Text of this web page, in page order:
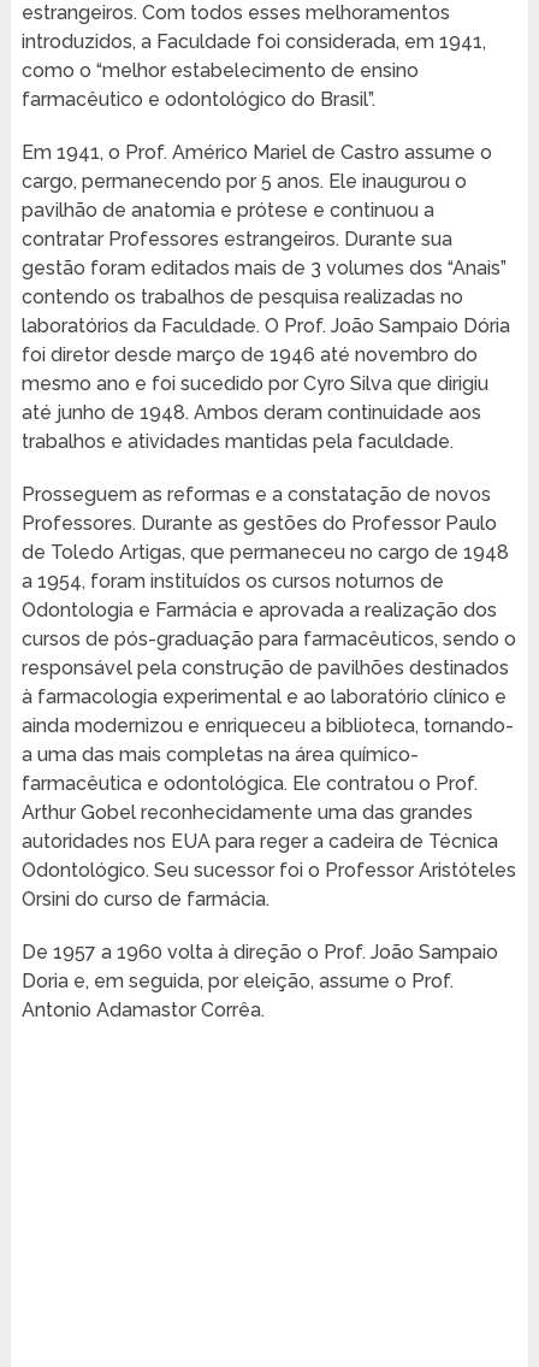
estrangeiros. Com todos esses melhoramentos
introduzidos, a Faculdade foi considerada, em 1941,
como o “melhor estabelecimento de ensino
farmacêutico e odontológico do Brasil”.
Em 1941, o Prof. Américo Mariel de Castro assume o
cargo, permanecendo por 5 anos. Ele inaugurou o
pavilhão de anatomia e prótese e continuou a
contratar Professores estrangeiros. Durante sua
gestão foram editados mais de 3 volumes dos “Anais”
contendo os trabalhos de pesquisa realizadas no
laboratórios da Faculdade. O Prof. João Sampaio Dória
foi diretor desde março de 1946 até novembro do
mesmo ano e foi sucedido por Cyro Silva que dirigiu
até junho de 1948. Ambos deram continuidade aos
trabalhos e atividades mantidas pela faculdade.
Prosseguem as reformas e a constatação de novos
Professores. Durante as gestões do Professor Paulo
de Toledo Artigas, que permaneceu no cargo de 1948
a 1954, foram instituídos os cursos noturnos de
Odontologia e Farmácia e aprovada a realização dos
cursos de pós-graduação para farmacêuticos, sendo o
responsável pela construção de pavilhões destinados
à farmacologia experimental e ao laboratório clínico e
ainda modernizou e enriqueceu a biblioteca, tornando-
a uma das mais completas na área químico-
farmacêutica e odontológica. Ele contratou o Prof.
Arthur Gobel reconhecidamente uma das grandes
autoridades nos EUA para reger a cadeira de Técnica
Odontológico. Seu sucessor foi o Professor Aristóteles
Orsini do curso de farmácia.
De 1957 a 1960 volta à direção o Prof. João Sampaio
Doria e, em seguida, por eleição, assume o Prof.
Antonio Adamastor Corrêa.